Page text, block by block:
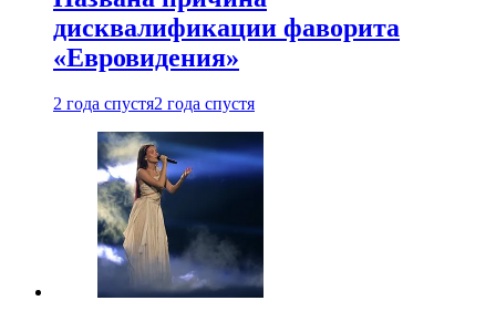
дисквалификации фаворита
«Евровидения»
2 года спустя2 года спустя